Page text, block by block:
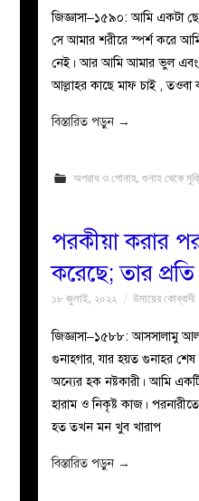
জিজ্ঞাসা–১৫৯০: আমি একটা
সে আমার শরীরে স্পর্শ করে
নেই। আর আমি আমার ভুল এবং
আল্লাহর কাছে মাফ চাই , তওবা
বিস্তারিত পড়ুন →
অপরাধ ও গোনাহ, গুনাহ থেকে
পরকীয়া করার
করেছে; তার
১৮ জুলাই, ২০২২ উমায়ের কোব্বাদী
জিজ্ঞাসা–১৫৮৮: আসসালামু
গুনাহগার, যার হয়ত গুনাহর
অন্যের হক নষ্টকারী। আমি
হারাম ও নিকৃষ্ট কাজ।
হত তখন মন খুব খারাপ
বিস্তারিত পড়ুন →